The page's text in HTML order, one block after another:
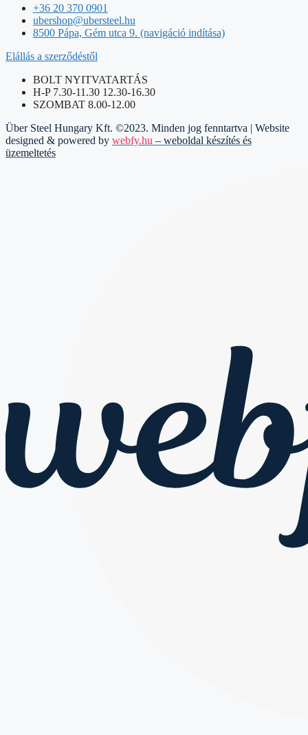
+36 20 370 0901
ubershop@ubersteel.hu
8500 Pápa, Gém utca 9. (navigáció indítása)
Elállás a szerződéstől
BOLT NYITVATARTÁS
H-P 7.30-11.30 12.30-16.30
SZOMBAT 8.00-12.00
Über Steel Hungary Kft. ©2023. Minden jog fenntartva | Website
designed & powered by webfy.hu – weboldal készítés és
üzemeltetés